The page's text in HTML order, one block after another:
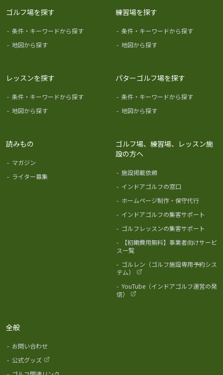
ゴルフ場を探す
- 条件・キーワードから探す
- 地図から探す
練習場を探す
- 条件・キーワードから探す
- 地図から探す
レッスンを探す
- 条件・キーワードから探す
- 地図から探す
パターゴルフ場を探す
- 条件・キーワードから探す
- 地図から探す
読みもの
- マガジン
- ライター募集
ゴルフ場、練習場、レッスン施
設の方へ
- 施設掲載依頼
- インドアゴルフの窓口
- ホームページ制作・保守代行
- インドアゴルフの集客サポート
- ゴルフレッスンの集客サポート
-
【初期費用無料】事業者向けサービ
ス一覧
- ゴルレン（ゴルフ施設専用予約シス
テム）
- YouTube（インドアゴルフ運営の発
信）
全般
- お問い合わせ
- 公式グッズ